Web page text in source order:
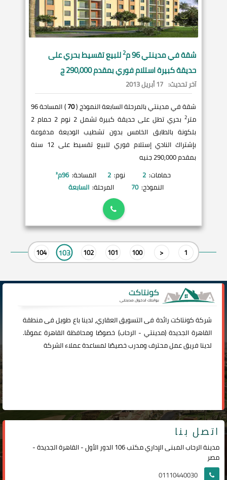
شقة فيمدينتي96 م 2للبيع تقسيط بحري على
حديقة كبيرة استلام فوري بمقدم 290,000 ج
آخر تحديث: 17 أبريل 2013
شقة في مدينتي بالمرحلة السابعة النموذج (70
) المساحة 96
متر2
بحري تطل على حديقة كبيرة تشمل 2 نوم 2 حمام 2
بلكونة بالطابق الخامس بدون تشطيب الوديعة مدفوعة
بإشتراك النادي إستلام فوري للبيع تقسيط على 12 سنة
بمقدم 290,000 جنيه
حمامات: 2 نوم: 2 المساحة: 96م²
النموذج: 70 المرحلة: السابعة
1
<
100
101
102
103
104
شركةكونتاكترائدة فى التسويق العقاري، لدينا باع طويل فى منطقة
القاهرة الجديدة (مدينتي -الرحاب) خصوصًا ومحافظة القاهرة عمومًا.
لدينا فريق عمل محترف ومدرب خصيصًا لمساعدة عملاء الشركة
اتصل بنا
مدينة الرحاب المبنى الإداري مكتب 106 الدور الأول - القاهرة الجديدة -
مصر
01110440030